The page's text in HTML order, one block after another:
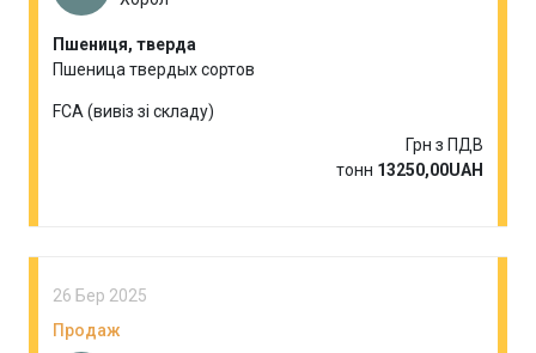
Пшениця, тверда
Пшеница твердых сортов
FCA (вивіз зі складу)
Грн з ПДВ
тонн 13250,00UAH
26 Бер 2025
Продаж